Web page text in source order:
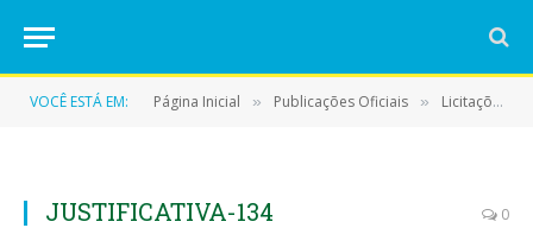
VOCÊ ESTÁ EM: Página Inicial » Publicações Oficiais » Licitações
JUSTIFICATIVA-134 0